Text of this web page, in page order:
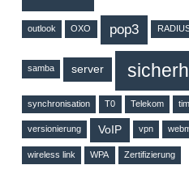
outlook OXO pop3
samba server
synchronisation T0 Telekom
versionierung VoIP vpn
wireless link WPA Zertifizierung